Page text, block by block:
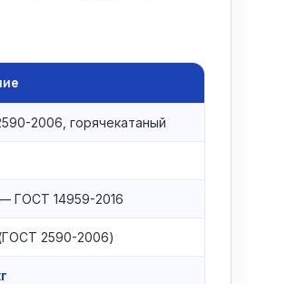
2006, горячекатаный
ГОСТ 14959-2016
(ГОСТ 2590-2006)